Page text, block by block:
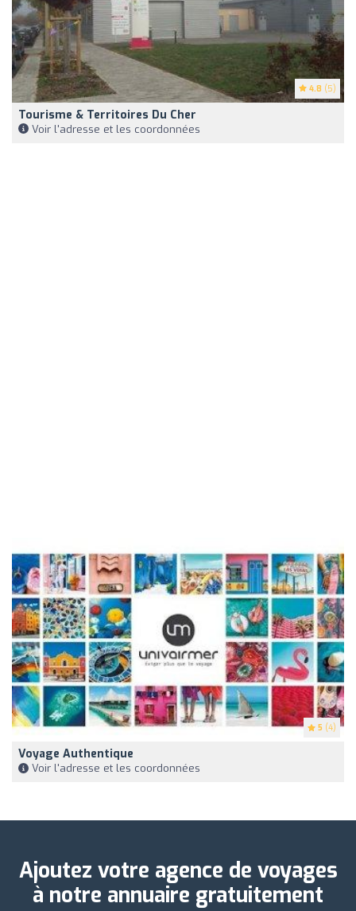
4.8 (5)
Tourisme & Territoires Du Cher
Voir l'adresse et les coordonnées
5 (4)
Voyage Authentique
Voir l'adresse et les coordonnées
Ajoutez votre agence de voyages
à notre annuaire gratuitement